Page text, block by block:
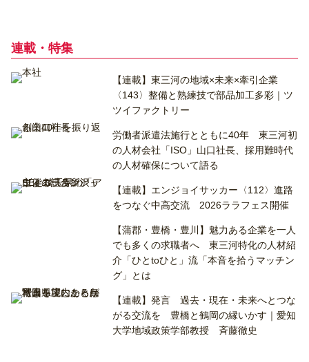
連載・特集
【連載】東三河の地域×未来×牽引企業
〈143〉整備と熟練技で部品加工多彩｜ツ
ツイファクトリー
労働者派遣法施行とともに40年 東三河初
の人材会社「ISO」山口社長、採用難時代
の人材確保について語る
【連載】エンジョイサッカー〈112〉進路
をつなぐ中高交流 2026ララフェス開催
【蒲郡・豊橋・豊川】魅力ある企業を一人
でも多くの求職者へ 東三河特化の人材紹
介「ひとtoひと」流「本音を拾うマッチン
グ」とは
【連載】発言 過去・現在・未来へとつな
がる交流を 豊橋と鶴岡の縁いかす｜愛知
大学地域政策学部教授 斉藤徹史